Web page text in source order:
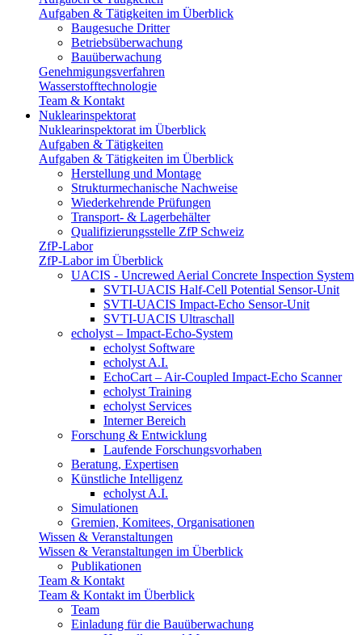
Aufgaben & Tätigkeiten im Überblick
Baugesuche Dritter
Betriebsüberwachung
Bauüberwachung
Genehmigungsverfahren
Wasserstofftechnologie
Team & Kontakt
Nuklearinspektorat
Nuklearinspektorat im Überblick
Aufgaben & Tätigkeiten
Aufgaben & Tätigkeiten im Überblick
Herstellung und Montage
Strukturmechanische Nachweise
Wiederkehrende Prüfungen
Transport- & Lagerbehälter
Qualifizierungsstelle ZfP Schweiz
ZfP-Labor
ZfP-Labor im Überblick
UACIS - Uncrewed Aerial Concrete Inspection System
SVTI-UACIS Half-Cell Potential Sensor-Unit
SVTI-UACIS Impact-Echo Sensor-Unit
SVTI-UACIS Ultraschall
echolyst – Impact-Echo-System
echolyst Software
echolyst A.I.
EchoCart – Air-Coupled Impact-Echo Scanner
echolyst Training
echolyst Services
Interner Bereich
Forschung & Entwicklung
Laufende Forschungsvorhaben
Beratung, Expertisen
Künstliche Intelligenz
echolyst A.I.
Simulationen
Gremien, Komitees, Organisationen
Wissen & Veranstaltungen
Wissen & Veranstaltungen im Überblick
Publikationen
Team & Kontakt
Team & Kontakt im Überblick
Team
Einladung für die Bauüberwachung